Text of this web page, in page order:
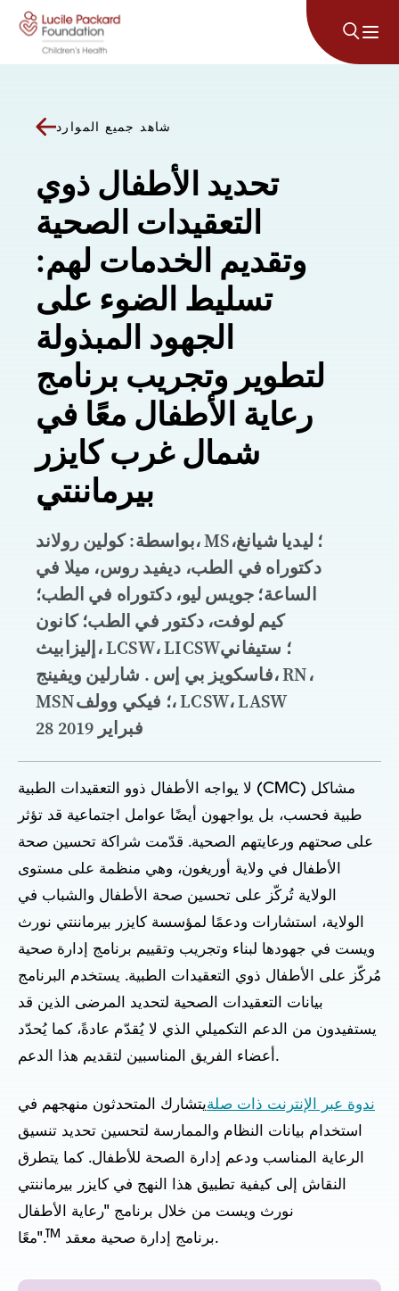
انتقل إلى المحتوى
شاهد جميع الموارد
تحديد الأطفال ذوي
التعقيدات الصحية
وتقديم الخدمات لهم:
تسليط الضوء على
الجهود المبذولة
لتطوير وتجريب برنامج
رعاية الأطفال معًا في
شمال غرب كايزر
بيرماننتي
بواسطة: كولين رولاند، MS؛ ليديا شيانغ،
دكتوراه في الطب، ديفيد روس، ميلا في
الساعة؛ جويس ليو، دكتوراه في الطب؛
كيم لوفت، دكتور في الطب؛ كانون
إليزابيث، LCSW، LICSW؛ ستيفاني
فاسكويز بي إس . شارلين ويفينج، RN،
MSN؛ فيكي وولف، LCSW، LASW
28 فبراير 2019
لا يواجه الأطفال ذوو التعقيدات الطبية (CMC) مشاكل
طبية فحسب، بل يواجهون أيضًا عوامل اجتماعية قد تؤثر
على صحتهم ورعايتهم الصحية. قدّمت شراكة تحسين صحة
الأطفال في ولاية أوريغون، وهي منظمة على مستوى
الولاية تُركّز على تحسين صحة الأطفال والشباب في
الولاية، استشارات ودعمًا لمؤسسة كايزر بيرماننتي نورث
ويست في جهودها لبناء وتجريب وتقييم برنامج إدارة صحية
مُركّز على الأطفال ذوي التعقيدات الطبية. يستخدم البرنامج
بيانات التعقيدات الصحية لتحديد المرضى الذين قد
يستفيدون من الدعم التكميلي الذي لا يُقدّم عادةً، كما يُحدّد
أعضاء الفريق المناسبين لتقديم هذا الدعم.
ندوة عبر الإنترنت ذات صلةيتشارك المتحدثون منهجهم في
استخدام بيانات النظام والممارسة لتحسين تحديد تنسيق
الرعاية المناسب ودعم إدارة الصحة للأطفال. كما يتطرق
النقاش إلى كيفية تطبيق هذا النهج في كايزر بيرماننتي
نورث ويست من خلال برنامج "رعاية الأطفال
معًا".TM برنامج إدارة صحية معقد.